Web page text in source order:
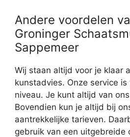
Andere voordelen
Groninger
Sappemeer
Wij staan altijd voor je klaar
kunstadvies. Onze service is
niveau. Je kunt altijd van
Bovendien kun je altijd bij
aantrekkelijke tarieven.
gebruik van een uitgebreide